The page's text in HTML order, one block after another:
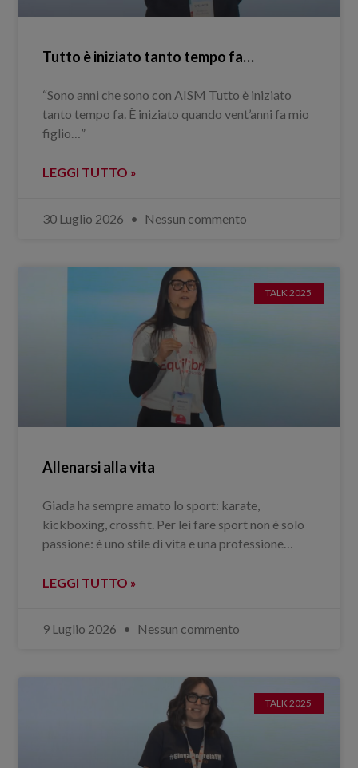
Tutto è iniziato tanto tempo fa…
“Sono anni che sono con AISM Tutto è iniziato
tanto tempo fa. È iniziato quando vent’anni fa mio
figlio…”
LEGGI TUTTO »
30 Luglio 2026 Nessun commento
TALK 2025
Allenarsi alla vita
Giada ha sempre amato lo sport: karate,
kickboxing, crossfit. Per lei fare sport non è solo
passione: è uno stile di vita e una professione…
LEGGI TUTTO »
9 Luglio 2026 Nessun commento
TALK 2025